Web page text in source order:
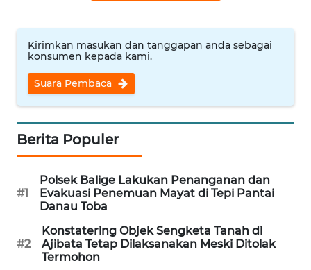
Kirimkan masukan dan tanggapan anda sebagai
konsumen kepada kami.
Suara Pembaca
Berita Populer
#1
Polsek Balige Lakukan Penanganan dan
Evakuasi Penemuan Mayat di Tepi Pantai
Danau Toba
#2
Konstatering Objek Sengketa Tanah di
Ajibata Tetap Dilaksanakan Meski Ditolak
Termohon
WN
BOROBUDUR
WN
MADURA
WN
SURABAYA
WN
NATUNA
WN